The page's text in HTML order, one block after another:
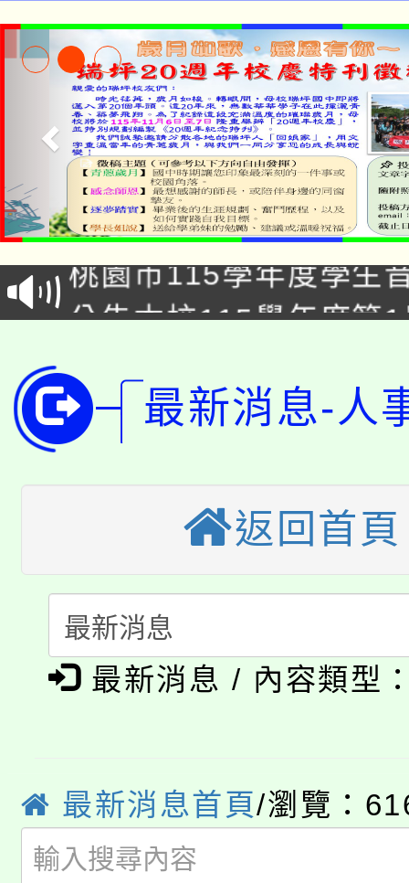
「2026金融保險知識
車」活動
桃園市115學年度學生
生本土語及新住民語歌
公告本校115學年度第
代理(課)教師甄選結果(
轉知中國文化大學推廣
《TA101》溝通分析基
程，歡迎學生輔導中心
心理、諮商輔導、社會
系所師生報名參加。
轉知苗栗縣政府辦理
縣市「校園短影音徵選
門員」簡章及活動海報
踴躍報名參加。
桃園市115學年度學生
「桃園市補助參觀特色
展演活動實施計畫」
115年度「教育部表揚
義教育推展貢獻獎」
「2026 ART TAIPEI臺
博覽會」之「藝術教育
「2026金融保險知識
代理(課)教師甄選結果(
公告本校115學年度第
代理(課)教師甄選結果(
轉知中國文化大學推廣
最新消息-人
返回首頁
最新消息 / 內容類型
最新消息首頁/瀏覽：